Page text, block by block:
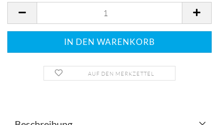
AUF DEN MERKZETTEL